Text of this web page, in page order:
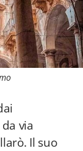
via
Il suo